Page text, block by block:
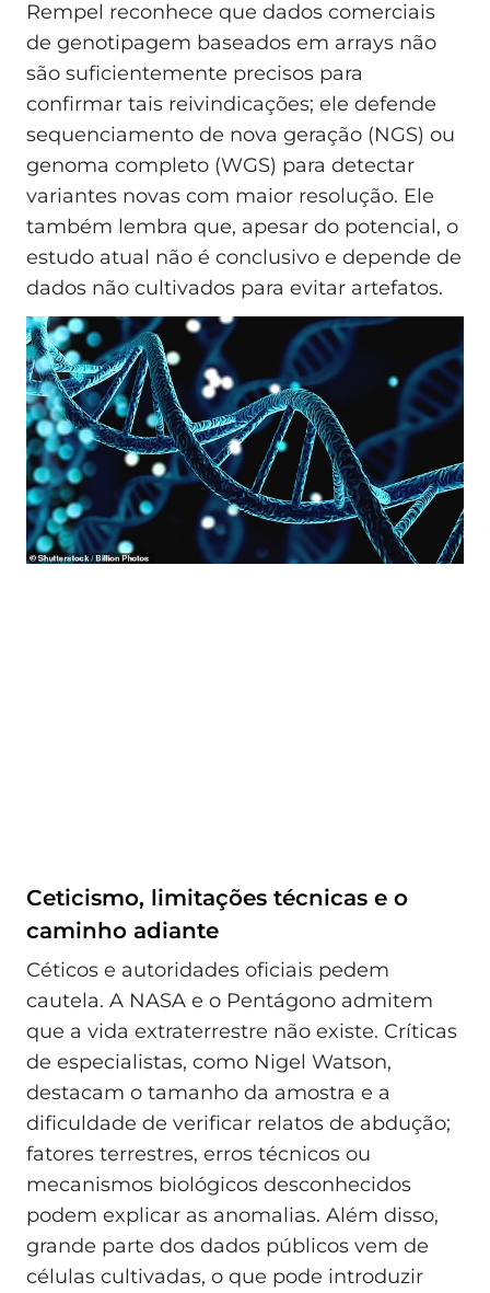
Rempel reconhece que dados comerciais
de genotipagem baseados em arrays não
são suficientemente precisos para
confirmar tais reivindicações; ele defende
sequenciamento de nova geração (NGS) ou
genoma completo (WGS) para detectar
variantes novas com maior resolução. Ele
também lembra que, apesar do potencial, o
estudo atual não é conclusivo e depende de
dados não cultivados para evitar artefatos.
Ceticismo, limitações técnicas e o
caminho adiante
Céticos e autoridades oficiais pedem
cautela. A NASA e o Pentágono admitem
que a vida extraterrestre não existe. Críticas
de especialistas, como Nigel Watson,
destacam o tamanho da amostra e a
dificuldade de verificar relatos de abdução;
fatores terrestres, erros técnicos ou
mecanismos biológicos desconhecidos
podem explicar as anomalias. Além disso,
grande parte dos dados públicos vem de
células cultivadas, o que pode introduzir